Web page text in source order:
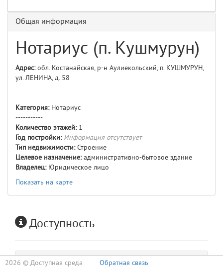
Общая информация
Нотариус (п. Кушмурун)
Адрес:обл. Костанайская, р-н Аулиекольский, п. КУШМУРУН,
ул. ЛЕНИНА, д. 58
Категория:Нотариус
-----------
Количество этажей:1
Год постройки: Информация отсутствует
Тип недвижимости:Строение
Целевое назначение:административно-бытовое здание
Владелец:Юридическое лицо
Показать на карте
Доступность
Входная группа
2026 © Доступная среда Обратная связь